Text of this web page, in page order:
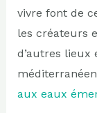
vivre font de
les créateurs
d’autres lieux
aux eaux